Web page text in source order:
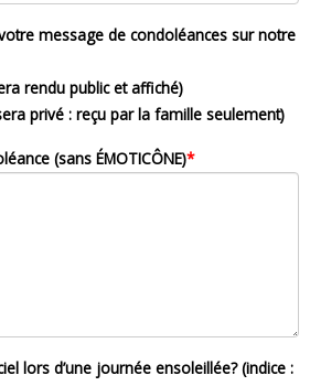
message de condoléances sur notre
rendu public et affiché)
privé : reçu par la famille seulement)
(sans ÉMOTICÔNE)*
lors d’une journée ensoleillée? (indice :